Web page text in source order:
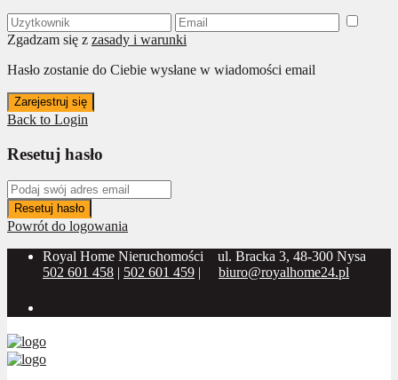
Zgadzam się z zasady i warunki
Hasło zostanie do Ciebie wysłane w wiadomości email
Zarejestruj się
Back to Login
Resetuj hasło
Resetuj hasło
Powrót do logowania
Royal Home Nieruchomości
ul. Bracka 3, 48-300 Nysa
502 601 458 | 502 601 459 | biuro@royalhome24.pl